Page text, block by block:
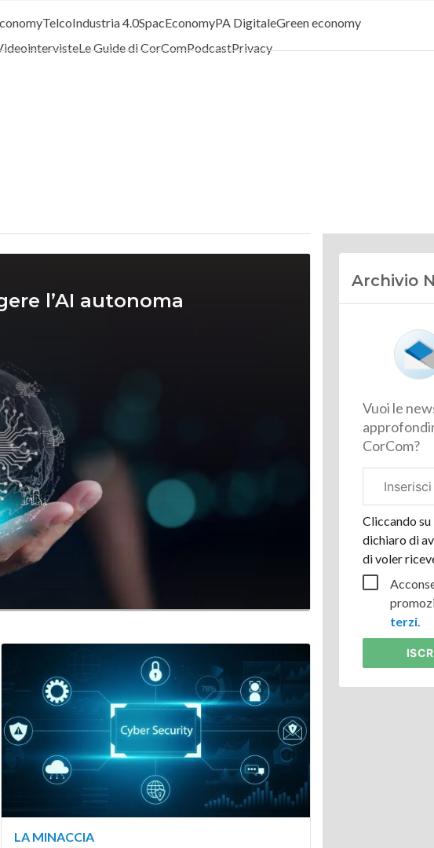
TelcoIndustria 4.0SpacEconomyPA DigitaleGreen economy
Le Guide di CorComPodcastPrivacy
l’AI autonoma
LA MINACCIA
Archivio
Vuoi le
CorCom?
aziendale
Cliccando
dichiaro di
di voler
terzi.